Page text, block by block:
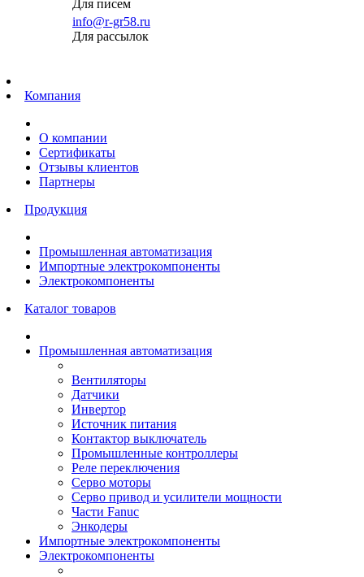
Для писем
info@r-gr58.ru
Для рассылок
Компания
О компании
Сертификаты
Отзывы клиентов
Партнеры
Продукция
Промышленная автоматизация
Импортные электрокомпоненты
Электрокомпоненты
Каталог товаров
Промышленная автоматизация
Вентиляторы
Датчики
Инвертор
Источник питания
Контактор выключатель
Промышленные контроллеры
Реле переключения
Серво моторы
Серво привод и усилители мощности
Части Fanuc
Энкодеры
Импортные электрокомпоненты
Электрокомпоненты